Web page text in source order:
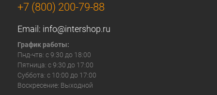
+7 (800) 200-79-88
Email: info@intershop.ru
График работы:
Пнд-чтв: с 9:30 до 18:00
Пятница: с 9:30 до 17:00
Суббота: с 10:00 до 17:00
Воскресение: Выходной